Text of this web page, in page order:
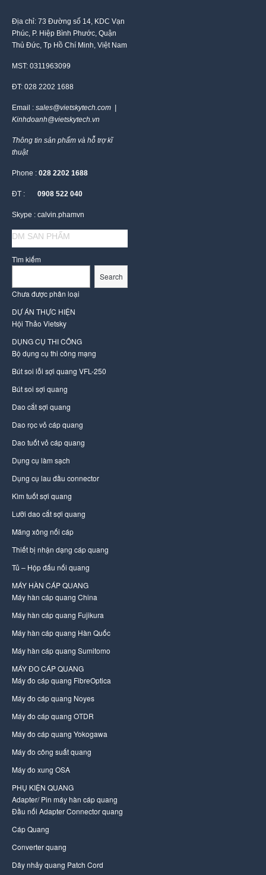
Địa chỉ: 73 Đường số 14, KDC Vạn
Phúc, P. Hiệp Bình Phước, Quận
Thủ Đức, Tp Hồ Chí Minh, Việt Nam
MST: 0311963099
ĐT: 028 2202 1688
Email : sales@vietskytech.com |
Kinhdoanh@vietskytech.vn
Thông tin sản phẩm và hỗ trợ kĩ
thuật
Phone : 028 2202 1688
ĐT : 0908 522 040
Skype : calvin.phamvn
DM SAN PHẨM
Tìm kiếm
Search
Chưa được phân loại
DỰ ÁN THỰC HIỆN
Hội Thảo Vietsky
DỤNG CỤ THI CÔNG
Bộ dụng cụ thi công mạng
Bút soi lỗi sợi quang VFL-250
Bút soi sợi quang
Dao cắt sợi quang
Dao rọc vỏ cáp quang
Dao tuốt vỏ cáp quang
Dụng cụ làm sạch
Dụng cụ lau đầu connector
Kìm tuốt sợi quang
Lưỡi dao cắt sợi quang
Măng xông nối cáp
Thiết bị nhận dạng cáp quang
Tủ – Hộp đấu nối quang
MÁY HÀN CÁP QUANG
Máy hàn cáp quang China
Máy hàn cáp quang Fujikura
Máy hàn cáp quang Hàn Quốc
Máy hàn cáp quang Sumitomo
MÁY ĐO CÁP QUANG
Máy đo cáp quang FibreOptica
Máy đo cáp quang Noyes
Máy đo cáp quang OTDR
Máy đo cáp quang Yokogawa
Máy đo công suất quang
Máy đo xung OSA
PHỤ KIỆN QUANG
Adapter/ Pin máy hàn cáp quang
Đầu nối Adapter Connector quang
Cáp Quang
Converter quang
Dây nhảy quang Patch Cord